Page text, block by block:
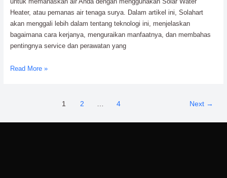
Heater, atau pemanas air tenaga surya. Dalam artikel ini, Solahart
akan menggali lebih dalam tentang teknologi ini, menjelaskan
bagaimana cara kerjanya, menguraikan manfaatnya, dan membahas
pentingnya service dan perawatan yang
Memanfaatkan
Terbatas
Read More »
1 2 4 Next →